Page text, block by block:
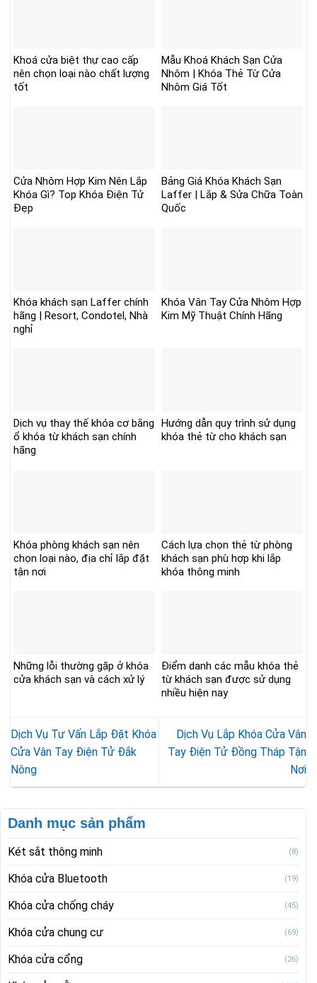
Khoá cửa biệt thự cao cấp
nên chọn loại nào chất lượng
tốt
Mẫu Khoá Khách Sạn Cửa
Nhôm | Khóa Thẻ Từ Cửa
Nhôm Giá Tốt
Cửa Nhôm Hợp Kim Nên Lắp
Khóa Gì? Top Khóa Điện Tử
Đẹp
Bảng Giá Khóa Khách Sạn
Laffer | Lắp & Sửa Chữa Toàn
Quốc
Khóa khách sạn Laffer chính
hãng | Resort, Condotel, Nhà
nghỉ
Khóa Vân Tay Cửa Nhôm Hợp
Kim Mỹ Thuật Chính Hãng
Dịch vụ thay thế khóa cơ bằng
ổ khóa từ khách sạn chính
hãng
Hướng dẫn quy trình sử dụng
khóa thẻ từ cho khách sạn
Khóa phòng khách sạn nên
chọn loại nào, địa chỉ lắp đặt
tận nơi
Cách lựa chọn thẻ từ phòng
khách sạn phù hợp khi lắp
khóa thông minh
Những lỗi thường gặp ở khóa
cửa khách sạn và cách xử lý
Điểm danh các mẫu khóa thẻ
từ khách sạn được sử dụng
nhiều hiện nay
Dịch Vụ Tư Vấn Lắp Đặt Khóa
Cửa Vân Tay Điện Tử Đắk
Nông
Dịch Vụ Lắp Khóa Cửa Vân
Tay Điện Tử Đồng Tháp Tận
Nơi
Danh mục sản phẩm
Két sắt thông minh (8)
Khóa cửa Bluetooth (19)
Khóa cửa chống cháy (45)
Khóa cửa chung cư (69)
Khóa cửa cổng (26)